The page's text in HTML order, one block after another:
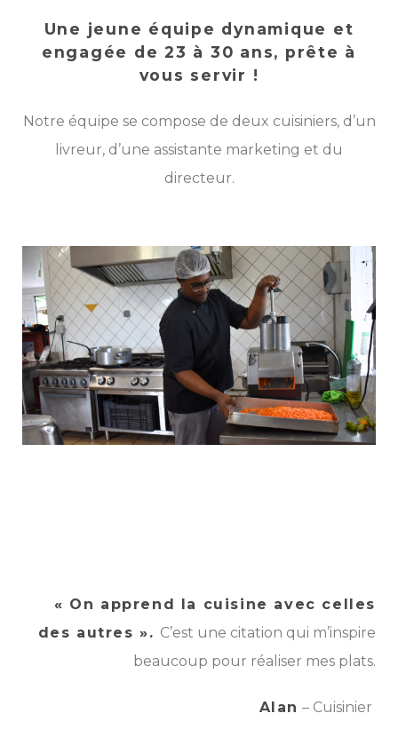
Une jeune équipe dynamique et
engagée de 23 à 30 ans, prête à
vous servir !
Notre équipe se compose de deux cuisiniers, d’un
livreur, d’une assistante marketing et du
directeur.
« On apprend la cuisine avec celles
des autres ». C’est une citation qui m’inspire
beaucoup pour réaliser mes plats.
Alan – Cuisinier